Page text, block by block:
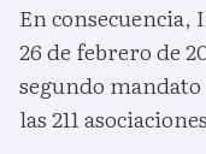
En
26 de febrero de
segundo
las 211